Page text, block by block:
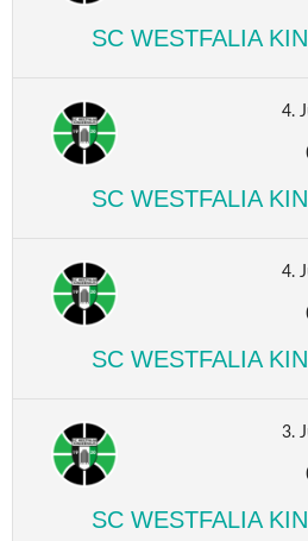
SC WESTFALIA
4.
SC WESTFALIA
4.
SC WESTFALIA
3.
SC WESTFALIA